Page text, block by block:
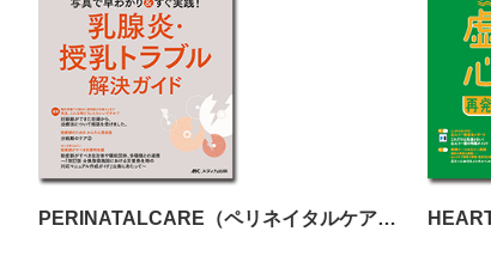
PERINATALCARE（ペリネイタルケア）2025年1月号